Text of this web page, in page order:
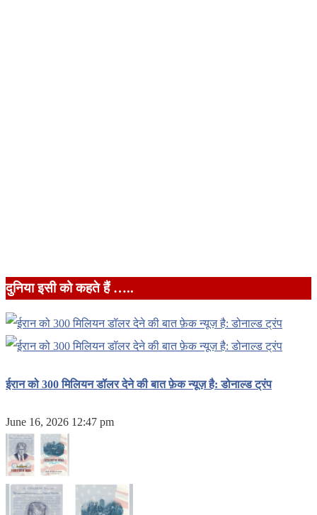
दुनिया इसी को कहते हैं …..
ईरान को 300 मिलियन डॉलर देने की बात फ़ेक न्यूज़ है: डोनाल्ड ट्रंप
June 16, 2026 12:47 pm